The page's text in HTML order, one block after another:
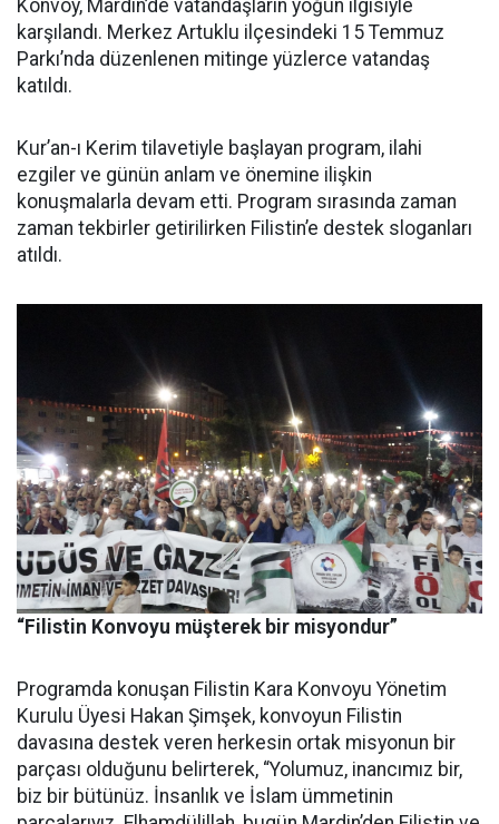
Konvoy, Mardin’de vatandaşların yoğun ilgisiyle
karşılandı. Merkez Artuklu ilçesindeki 15 Temmuz
Parkı’nda düzenlenen mitinge yüzlerce vatandaş
katıldı.
Kur’an-ı Kerim tilavetiyle başlayan program, ilahi
ezgiler ve günün anlam ve önemine ilişkin
konuşmalarla devam etti. Program sırasında zaman
zaman tekbirler getirilirken Filistin’e destek sloganları
atıldı.
“Filistin Konvoyu müşterek bir misyondur”
Programda konuşan Filistin Kara Konvoyu Yönetim
Kurulu Üyesi Hakan Şimşek, konvoyun Filistin
davasına destek veren herkesin ortak misyonun bir
parçası olduğunu belirterek, “Yolumuz, inancımız bir,
biz bir bütünüz. İnsanlık ve İslam ümmetinin